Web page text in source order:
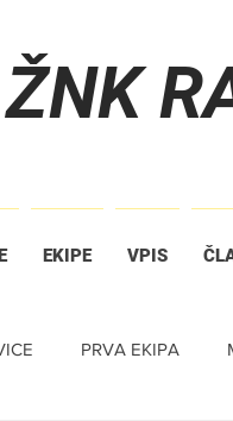
ŽNK
EKIPE VPIS
PRVA EKIPA